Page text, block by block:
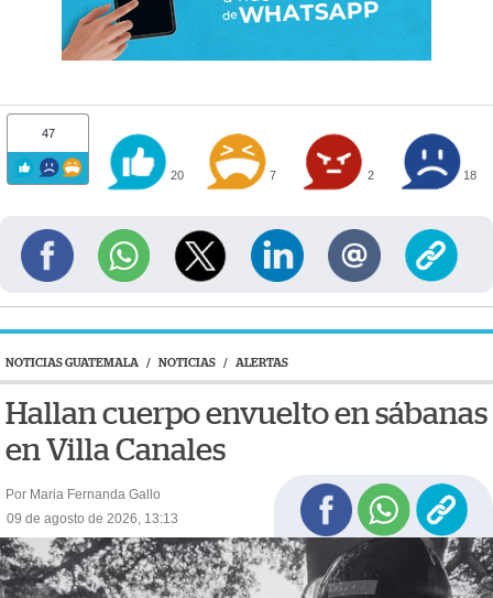
47
20 7 2 18
NOTICIAS GUATEMALA / NOTICIAS / ALERTAS
Hallan cuerpo envuelto en sábanas
en Villa Canales
Por Maria Fernanda Gallo
09 de agosto de 2026, 13:13